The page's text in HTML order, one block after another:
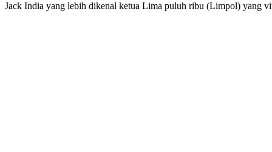
Jack India yang lebih dikenal ketua Lima puluh ribu (Limpol) yang